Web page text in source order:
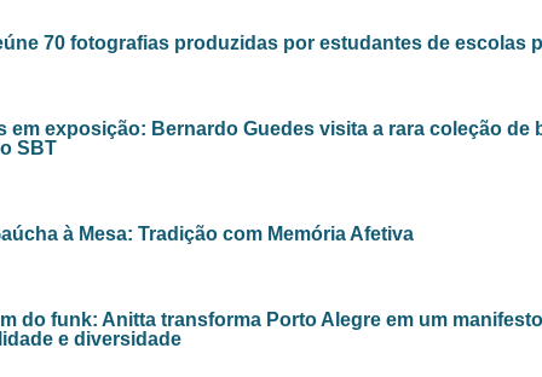
70 fotografias produzidas por estudantes de escolas
em exposição: Bernardo Guedes visita a rara coleção de
SBT
à Mesa: Tradição com Memória Afetiva
do funk: Anitta transforma Porto Alegre em um
e diversidade